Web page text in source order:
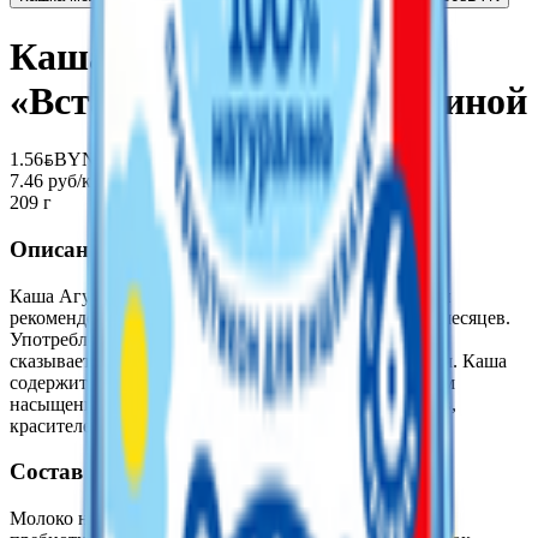
Каша молочно-овсяная
«Вставай-ка» 2,5% с малиной
1.56BYNBYN
7.46 руб/кг
209 г
Описание
Каша Агуша Вставай-ка молочная овсяная с малиной
рекомендована для введения в рацион малышей с 6 месяцев.
Употребление готовой жидкой каши благоприятно
сказывается на работе кишечника и нормализует стул. Каша
содержит малину и овес, которые обладают эффектом
насыщения. Содержит пребиотики. Без консервантов,
красителей, ГМО.
Состав
Молоко нормализованное, вода, мука овсяная,